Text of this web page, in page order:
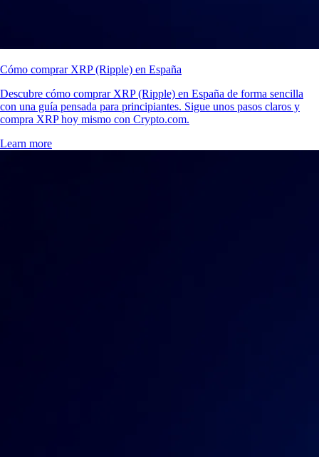
Cómo comprar XRP (Ripple) en España
Descubre cómo comprar XRP (Ripple) en España de forma sencilla
con una guía pensada para principiantes. Sigue unos pasos claros y
compra XRP hoy mismo con Crypto.com.
Learn more